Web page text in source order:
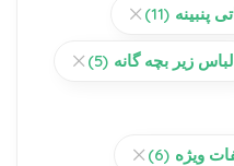
پنبینه (11)
لباس زیر بچه گانه (5)
ویژه (6)